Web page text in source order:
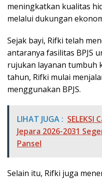
meningkatkan kualitas
melalui dukungan
Sejak bayi, Rifki telah
antaranya fasilitas BPJS
rujukan layanan tumbuh
tahun, Rifki mulai
menggunakan BPJS.
LIHAT JUGA : SELEKSI
Jepara 2026-2031
Pansel
Selain itu, Rifki juga